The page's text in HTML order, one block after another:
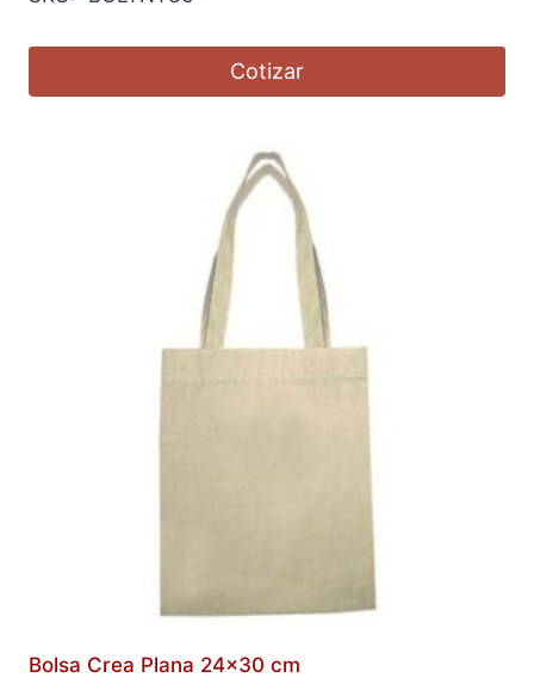
Cotizar
Bolsa Crea Plana 24×30 cm